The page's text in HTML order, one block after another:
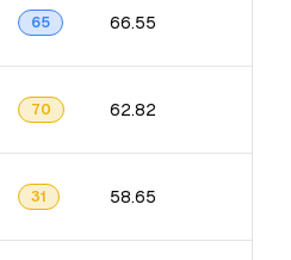
65 66.55
70 62.82
31 58.65